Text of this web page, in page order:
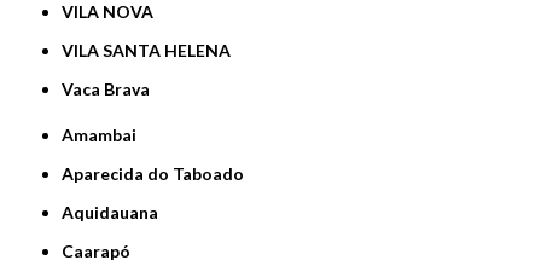
VILA NOVA
VILA SANTA HELENA
Vaca Brava
Amambai
Aparecida do Taboado
Aquidauana
Caarapó